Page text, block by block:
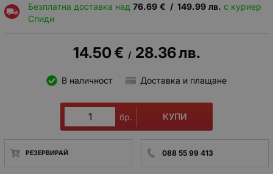
Безплатна доставка над 76.69 € / 149.99 лв. с куриер
Спиди
14.50€ / 28.36лв.
В наличност Доставка и плащане
бр. КУПИ
РЕЗЕРВИРАЙ 088 55 99 413